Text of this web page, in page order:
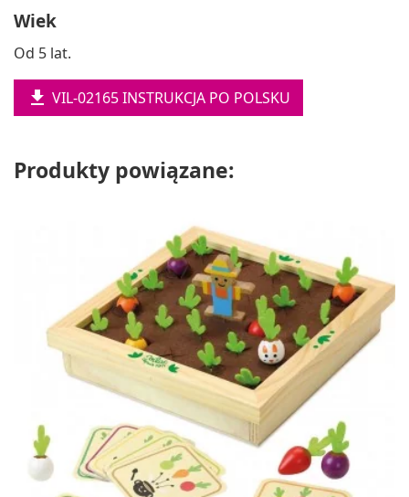
Wiek
Od 5 lat.
 VIL-02165 INSTRUKCJA PO POLSKU
Produkty powiązane: